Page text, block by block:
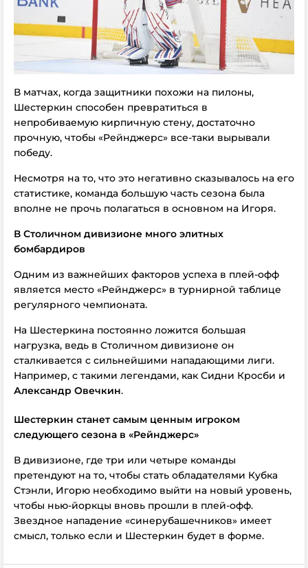
В матчах, когда защитники похожи на пилоны,
Шестеркин способен превратиться в
непробиваемую кирпичную стену, достаточно
прочную, чтобы «Рейнджерс» все-таки вырывали
победу.
Несмотря на то, что это негативно сказывалось на его
статистике, команда большую часть сезона была
вполне не прочь полагаться в основном на Игоря.
В Столичном дивизионе много элитных
бомбардиров
Одним из важнейших факторов успеха в плей-офф
является место «Рейнджерс» в турнирной таблице
регулярного чемпионата.
На Шестеркина постоянно ложится большая
нагрузка, ведь в Столичном дивизионе он
сталкивается с сильнейшими нападающими лиги.
Например, с такими легендами, как Сидни Кросби и
Александр Овечкин.
Шестеркин станет самым ценным игроком
следующего сезона в «Рейнджерс»
В дивизионе, где три или четыре команды
претендуют на то, чтобы стать обладателями Кубка
Стэнли, Игорю необходимо выйти на новый уровень,
чтобы нью-йоркцы вновь прошли в плей-офф.
Звездное нападение «синерубашечников» имеет
смысл, только если и Шестеркин будет в форме.